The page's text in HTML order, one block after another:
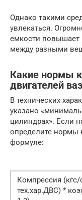
Однако такими
увлекаться.
емкости повышает
между разными
Какие нормы
двигателей ваз
В технических
указано
цилиндрах». Если
определите нормы
формуле:
Компрессия
тех.хар.ДВС) *